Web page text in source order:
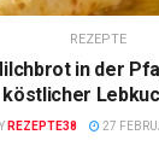
REZEPTE
in der
köstlicher
REZEPTE38 27